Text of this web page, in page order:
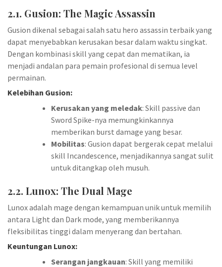
2.1. Gusion: The Magic Assassin
Gusion dikenal sebagai salah satu hero assassin terbaik yang
dapat menyebabkan kerusakan besar dalam waktu singkat.
Dengan kombinasi skill yang cepat dan mematikan, ia
menjadi andalan para pemain profesional di semua level
permainan.
Kelebihan Gusion:
Kerusakan yang meledak: Skill passive dan
Sword Spike-nya memungkinkannya
memberikan burst damage yang besar.
Mobilitas: Gusion dapat bergerak cepat melalui
skill Incandescence, menjadikannya sangat sulit
untuk ditangkap oleh musuh.
2.2. Lunox: The Dual Mage
Lunox adalah mage dengan kemampuan unik untuk memilih
antara Light dan Dark mode, yang memberikannya
fleksibilitas tinggi dalam menyerang dan bertahan.
Keuntungan Lunox:
Serangan jangkauan: Skill yang memiliki